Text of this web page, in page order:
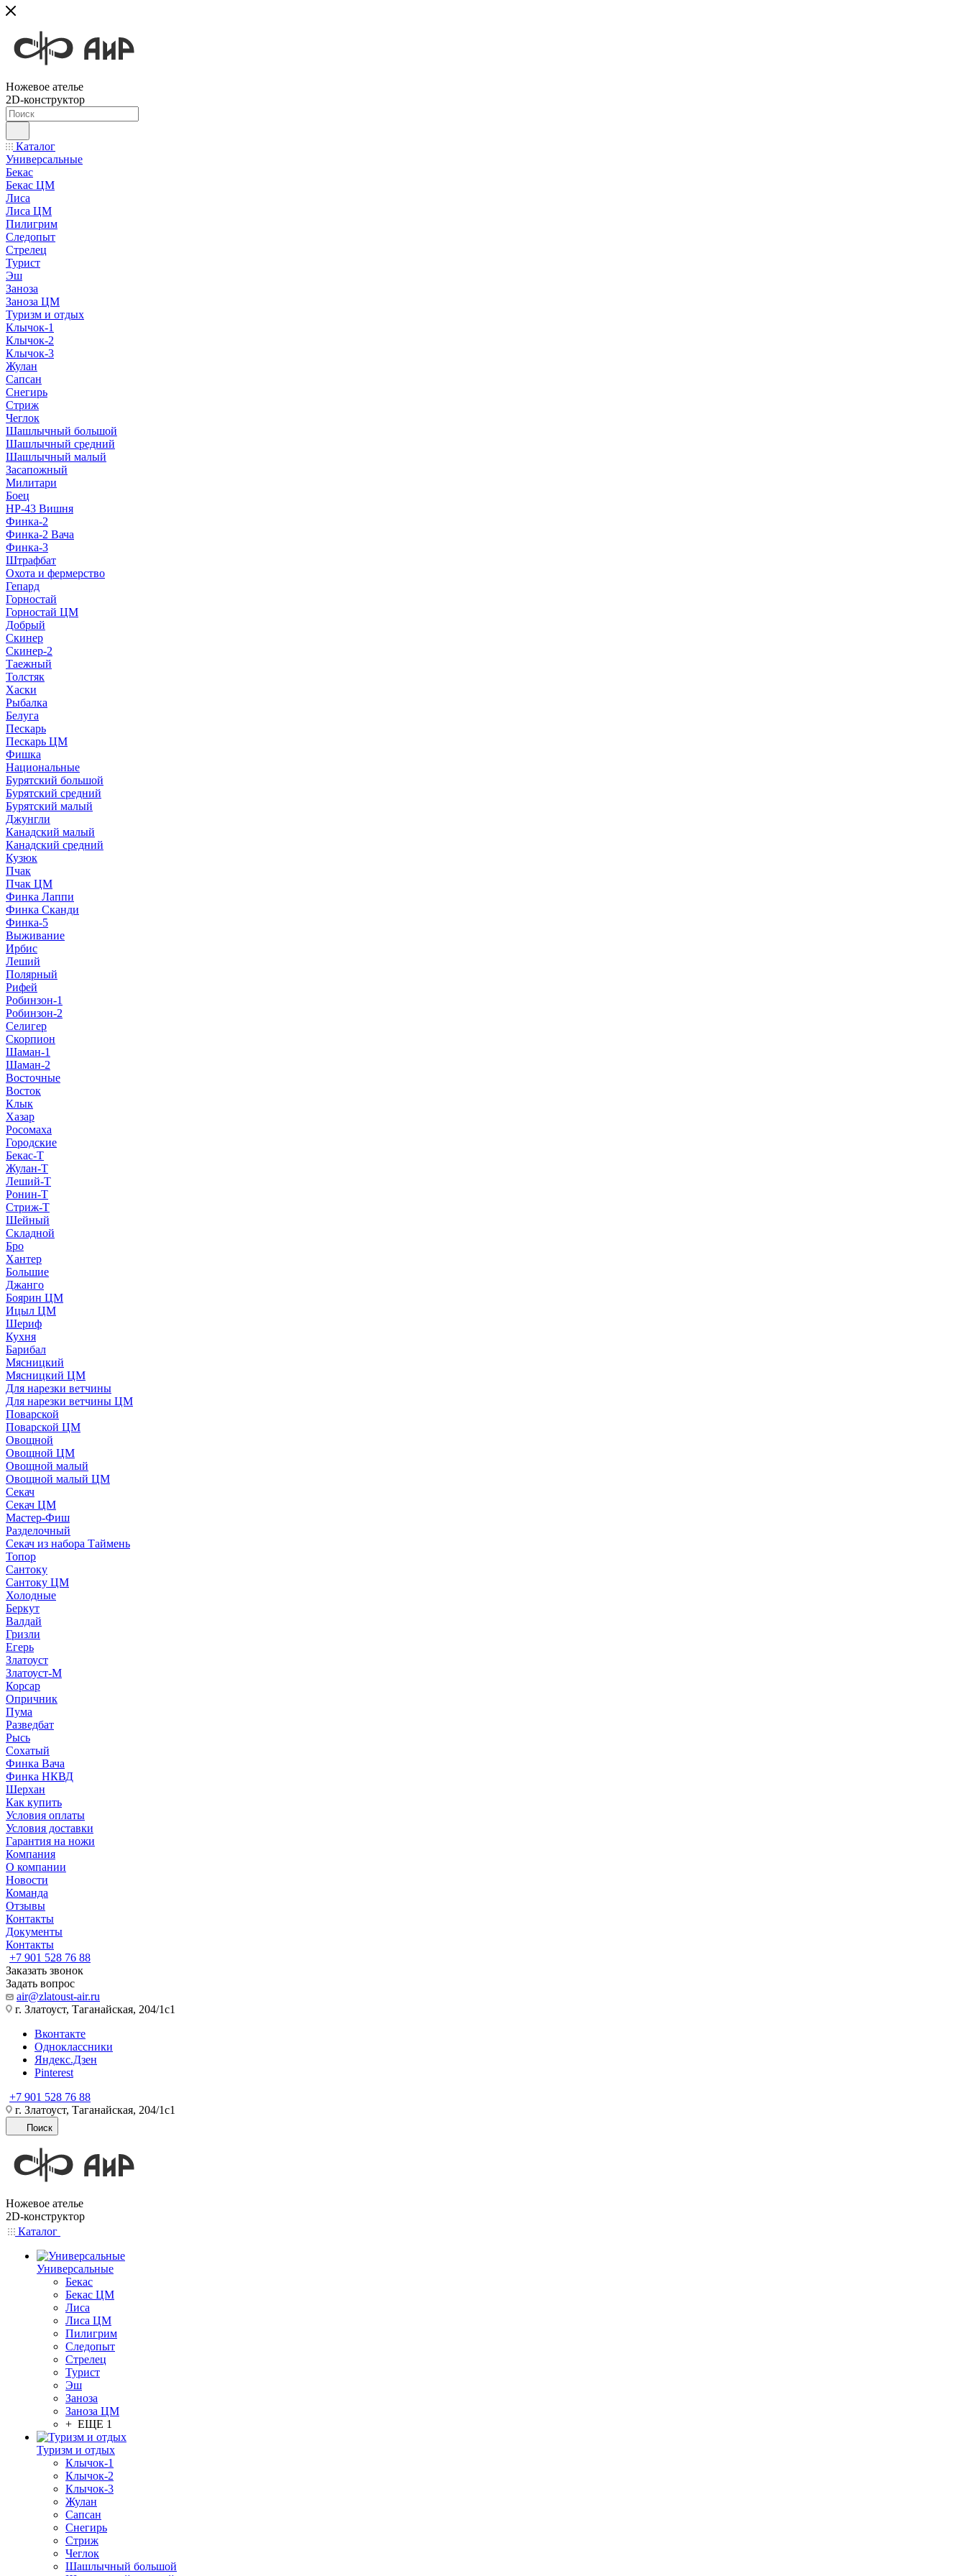
Ножевое ателье
2D-конструктор
Каталог
Универсальные
Бекас
Бекас ЦМ
Лиса
Лиса ЦМ
Пилигрим
Следопыт
Стрелец
Турист
Эш
Заноза
Заноза ЦМ
Туризм и отдых
Клычок-1
Клычок-2
Клычок-3
Жулан
Сапсан
Снегирь
Стриж
Чеглок
Шашлычный большой
Шашлычный средний
Шашлычный малый
Засапожный
Милитари
Боец
НР-43 Вишня
Финка-2
Финка-2 Вача
Финка-3
Штрафбат
Охота и фермерство
Гепард
Горностай
Горностай ЦМ
Добрый
Скинер
Скинер-2
Таежный
Толстяк
Хаски
Рыбалка
Белуга
Пескарь
Пескарь ЦМ
Фишка
Национальные
Бурятский большой
Бурятский средний
Бурятский малый
Джунгли
Канадский малый
Канадский средний
Кузюк
Пчак
Пчак ЦМ
Финка Лаппи
Финка Сканди
Финка-5
Выживание
Ирбис
Леший
Полярный
Рифей
Робинзон-1
Робинзон-2
Селигер
Скорпион
Шаман-1
Шаман-2
Восточные
Восток
Клык
Хазар
Росомаха
Городские
Бекас-Т
Жулан-Т
Леший-Т
Ронин-Т
Стриж-Т
Шейный
Складной
Бро
Хантер
Большие
Джанго
Боярин ЦМ
Ицыл ЦМ
Шериф
Кухня
Барибал
Мясницкий
Мясницкий ЦМ
Для нарезки ветчины
Для нарезки ветчины ЦМ
Поварской
Поварской ЦМ
Овощной
Овощной ЦМ
Овощной малый
Овощной малый ЦМ
Секач
Секач ЦМ
Мастер-Фиш
Разделочный
Секач из набора Таймень
Топор
Сантоку
Сантоку ЦМ
Холодные
Беркут
Валдай
Гризли
Егерь
Златоуст
Златоуст-М
Корсар
Опричник
Пума
Разведбат
Рысь
Сохатый
Финка Вача
Финка НКВД
Шерхан
Как купить
Условия оплаты
Условия доставки
Гарантия на ножи
Компания
О компании
Новости
Команда
Отзывы
Контакты
Документы
Контакты
+7 901 528 76 88
Заказать звонок
Задать вопрос
air@zlatoust-air.ru
г. Златоуст, Таганайская, 204/1с1
Вконтакте
Одноклассники
Яндекс.Дзен
Pinterest
+7 901 528 76 88
г. Златоуст, Таганайская, 204/1с1
Поиск
Ножевое ателье
2D-конструктор
Каталог
Универсальные
Бекас
Бекас ЦМ
Лиса
Лиса ЦМ
Пилигрим
Следопыт
Стрелец
Турист
Эш
Заноза
Заноза ЦМ
+ ЕЩЕ 1
Туризм и отдых
Клычок-1
Клычок-2
Клычок-3
Жулан
Сапсан
Снегирь
Стриж
Чеглок
Шашлычный большой